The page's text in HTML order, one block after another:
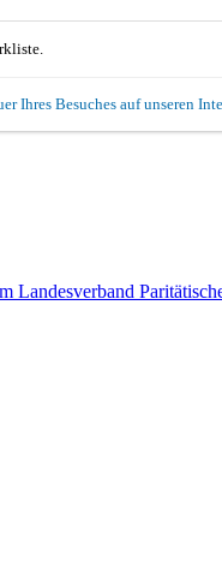
Ihres Besuches auf unseren
Landesverband